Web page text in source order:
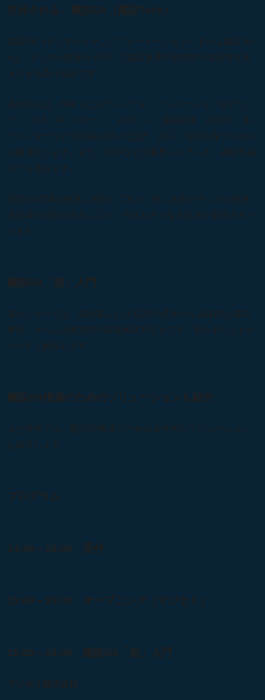
注目される、建設DX（建設Tech）
建設DX（デジタルトランスフォーメーション）または建設Tec
hは、デジタル技術を活用して建設業界の効率性や生産性を向
上させる取り組みです。
具体的には、BIM（ビルディングインフォメーションモデリン
グ）、IoT、AI、ドローン、ロボット、遠隔操作、AR/VR、3D
プリンターなどの技術を用いて設計、施工、管理の各プロセス
を最適化します。また、ERPなどの業務システムや、調達支援
建設DX市場は急速に成長しており、特に政府のデジタル化推
進政策や技術の進化により、今後もさらなる拡大が期待されて
建設DX「超」入門
本セミナーでは、建設業におけるDXの基本から具体的な成功
事例、さらには推進時の課題解決方法までを、初心者にもわか
りやすく解説します。
建設DX推進のためのソリューションも紹介
また後半では、建設DX推進のための具体的なソリューション
プログラム
14:45～15:00 受付
15:00～15:05 オープニング（マジセミ）
15:05～15:30 建設DX「超」入門
マジセミ株式会社